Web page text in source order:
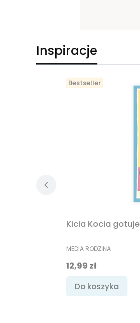
Inspiracje
Bestseller
Kicia Kocia gotuje
PRODUCENT
MEDIA RODZINA
Cena
12,99 zł
Do koszyka